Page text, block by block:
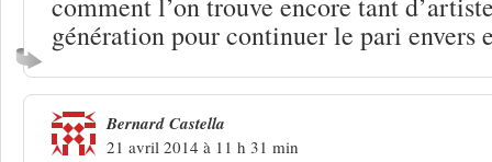
génération pour continuer le pari envers
Bernard Castella
21 avril 2014 à 11 h 31 min